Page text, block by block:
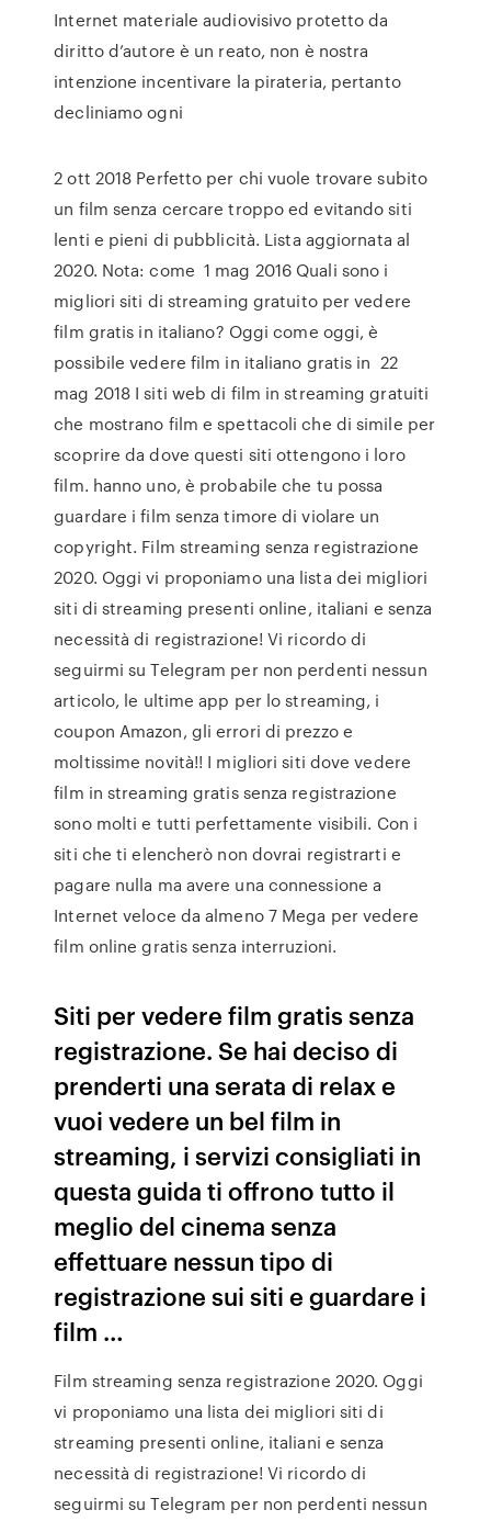
Internet materiale audiovisivo protetto da
diritto d’autore è un reato, non è nostra
intenzione incentivare la pirateria, pertanto
decliniamo ogni
2 ott 2018 Perfetto per chi vuole trovare subito
un film senza cercare troppo ed evitando siti
lenti e pieni di pubblicità. Lista aggiornata al
2020. Nota: come 1 mag 2016 Quali sono i
migliori siti di streaming gratuito per vedere
film gratis in italiano? Oggi come oggi, è
possibile vedere film in italiano gratis in 22
mag 2018 I siti web di film in streaming gratuiti
che mostrano film e spettacoli che di simile per
scoprire da dove questi siti ottengono i loro
film. hanno uno, è probabile che tu possa
guardare i film senza timore di violare un
copyright. Film streaming senza registrazione
2020. Oggi vi proponiamo una lista dei migliori
siti di streaming presenti online, italiani e senza
necessità di registrazione! Vi ricordo di
seguirmi su Telegram per non perdenti nessun
articolo, le ultime app per lo streaming, i
coupon Amazon, gli errori di prezzo e
moltissime novità!! I migliori siti dove vedere
film in streaming gratis senza registrazione
sono molti e tutti perfettamente visibili. Con i
siti che ti elencherò non dovrai registrarti e
pagare nulla ma avere una connessione a
Internet veloce da almeno 7 Mega per vedere
film online gratis senza interruzioni.
Siti per vedere film gratis senza
registrazione. Se hai deciso di
prenderti una serata di relax e
vuoi vedere un bel film in
streaming, i servizi consigliati in
questa guida ti offrono tutto il
meglio del cinema senza
effettuare nessun tipo di
registrazione sui siti e guardare i
film …
Film streaming senza registrazione 2020. Oggi
vi proponiamo una lista dei migliori siti di
streaming presenti online, italiani e senza
necessità di registrazione! Vi ricordo di
seguirmi su Telegram per non perdenti nessun